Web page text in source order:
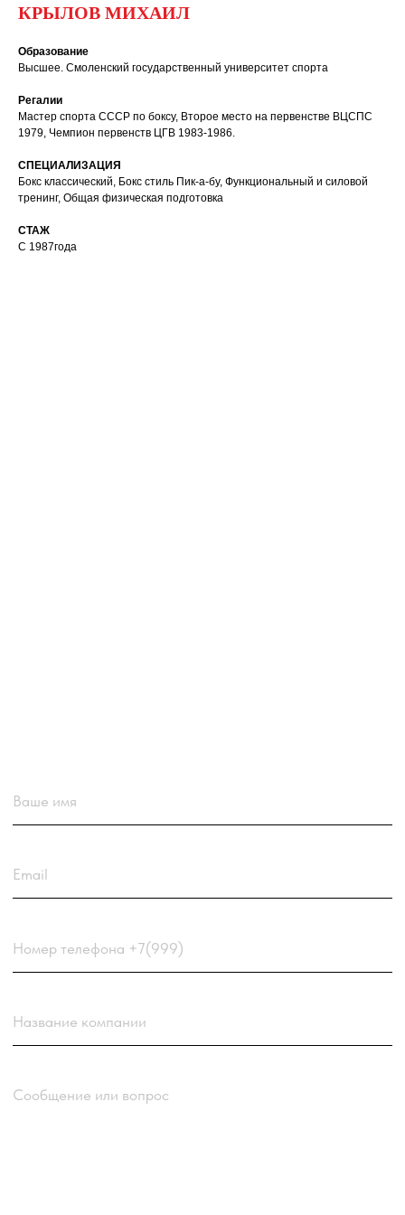
КРЫЛОВ МИХАИЛ
Образование
Высшее. Смоленский государственный университет спорта
Регалии
Мастер спорта СССР по боксу, Второе место на первенстве ВЦСПС
1979, Чемпион первенств ЦГВ 1983-1986.
СПЕЦИАЛИЗАЦИЯ
Бокс классический, Бокс стиль Пик-а-бу, Функциональный и силовой
тренинг, Общая физическая подготовка
СТАЖ
С 1987года
Choose a file
соглашаетесь
с Политикой обработки персональных
данныхкомпании
Отправить заявку